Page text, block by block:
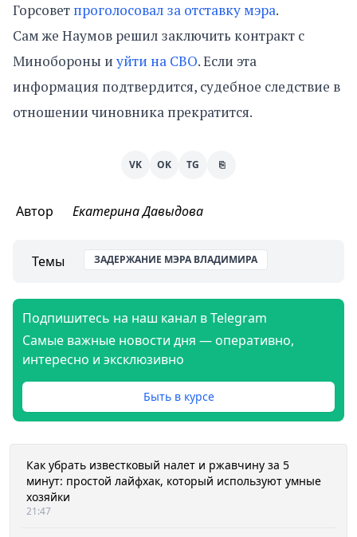
Горсовет проголосовал за отставку мэра.
Сам же Наумов решил заключить контракт с
Минобороны и уйти на СВО. Если эта
информация подтвердится, судебное следствие в
отношении чиновника прекратится.
VK OK TG ⎘
Автор Екатерина Давыдова
Темы ЗАДЕРЖАНИЕ МЭРА ВЛАДИМИРА
Подпишитесь на наш канал в Telegram
Самые важные новости дня — оперативно,
интересно и эксклюзивно
Быть в курсе
Как убрать известковый налет и ржавчину за 5
минут: простой лайфхак, который используют умные
хозяйки
21:47